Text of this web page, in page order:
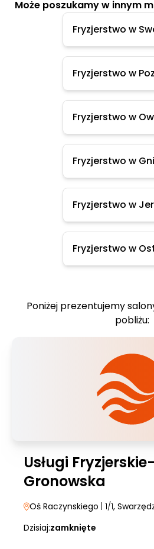
Może poszukamy w innym
Fryzjerstwo w
Fryzjerstwo w
Fryzjerstwo w
Fryzjerstwo w
Fryzjerstwo w
Fryzjerstwo w
Poniżej prezentujemy
pobliżu:
Usługi
Gronowska
Oś Raczynskiego | 1/1,
Dzisiaj:zamknięte